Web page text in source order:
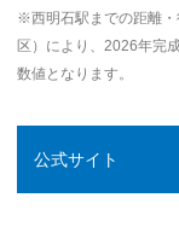
※西明石駅までの距離
区）により、2026年完
数値となります。
公式サイト